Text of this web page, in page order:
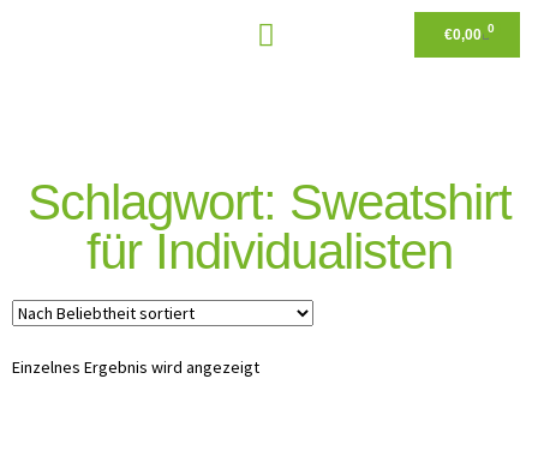
€0,00 0
Schlagwort: Sweatshirt
für Individualisten
Einzelnes Ergebnis wird angezeigt